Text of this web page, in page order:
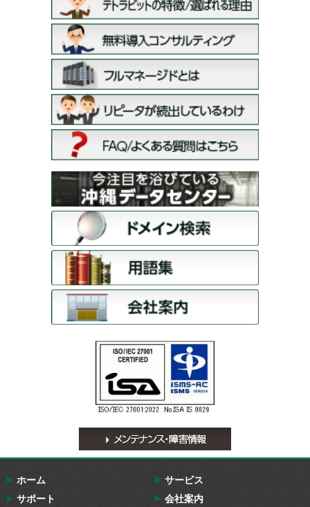
ホーム
サービス
サポート
会社案内